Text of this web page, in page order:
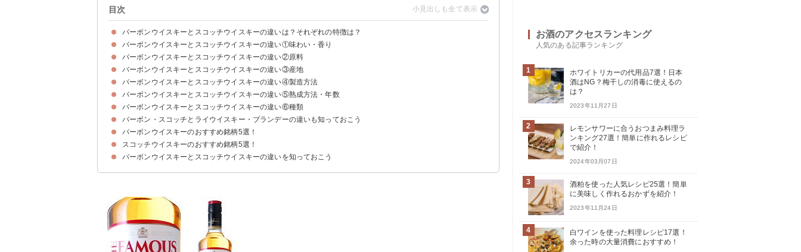
目次
バーボンウイスキーとスコッチウイスキーの違いは？それぞれの特徴は？
バーボンとスコッチはどちらもウイスキーの1種
バーボンウイスキーの特徴・定義
スコッチウイスキーの特徴・定義
バーボンウイスキーとスコッチウイスキーの違い①味わい・香り
バーボンウイスキーの味わい・香り
スコッチウイスキーの味わい・香り
バーボンウイスキーとスコッチウイスキーの違い②原料
バーボンウイスキーの原料
スコッチウイスキーの原料
バーボンウイスキーとスコッチウイスキーの違い③産地
バーボンウイスキーの産地
スコッチウイスキーの産地
バーボンウイスキーとスコッチウイスキーの違い④製造方法
バーボンウイスキーの製造方法
スコッチウイスキーの製造方法
バーボンウイスキーとスコッチウイスキーの違い⑤熟成方法・年数
バーボンウイスキーの熟成方法・年数
スコッチウイスキーの熟成方法・年数
バーボンウイスキーとスコッチウイスキーの違い⑥種類
バーボンウイスキーの種類
スコッチウイスキーの種類
バーボン・スコッチとライウイスキー・ブランデーの違いも知っておこう
ライウイスキーの特徴
ライウイスキーとバーボン・スコッチの違い
ブランデーの特徴
ブランデーとウイスキーの違い
バーボンウイスキーのおすすめ銘柄5選！
①ワイルドターキー 8年（4,303円）
②IWハーパー ゴールドメダル（1,978円）
③フォアローゼズ（1,710円）
④ジムビーム（1,140円）
⑤アーリータイムズ イエローラベル（7,800円）
スコッチウイスキーのおすすめ銘柄5選！
①ラフロイグ セレクトカスク（4,620円）
②ザ・マッカラン 12年（14,300円）
③グレンフィディック 12年（4,980円）
④フェイマスグラウス ファイネスト（1,425円）
⑤オールドパー 12年（3241円）
バーボンウイスキーとスコッチウイスキーの違いを知っておこう
お酒のアクセスランキング
人気のある記事ランキング
1
ホワイトリカーの代用品7選！日本
酒はNG？梅干しの消毒に使えるの
は？
2023年11月27日
2
レモンサワーに合うおつまみ料理ラ
ンキング27選！簡単に作れるレシピ
で紹介！
2024年03月07日
3
酒粕を使った人気レシピ25選！簡単
に美味しく作れるおかずを紹介！
2023年11月24日
4
白ワインを使った料理レシピ17選！
余った時の大量消費におすすめ！